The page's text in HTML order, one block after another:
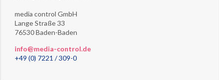
media control GmbH
Lange Straße 33
76530 Baden-Baden
info@media-control.de
+49 (0) 7221 / 309-0